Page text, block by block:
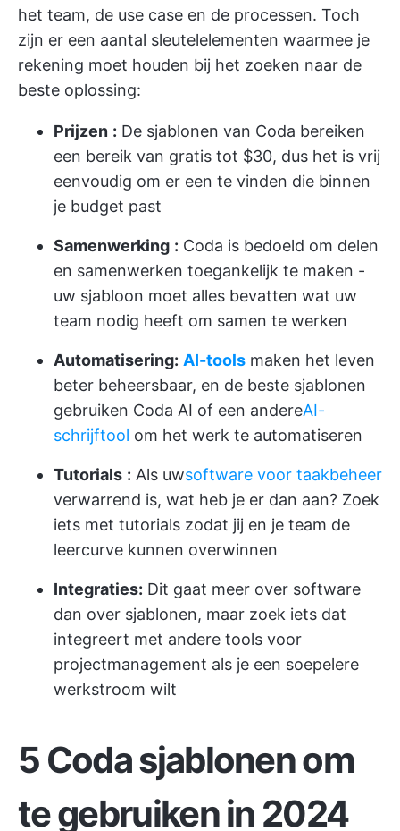
het team, de use case en de processen. Toch
zijn er een aantal sleutelelementen waarmee je
rekening moet houden bij het zoeken naar de
beste oplossing:
Prijzen : De sjablonen van Coda bereiken
een bereik van gratis tot $30, dus het is vrij
eenvoudig om er een te vinden die binnen
je budget past
Samenwerking : Coda is bedoeld om delen
en samenwerken toegankelijk te maken -
uw sjabloon moet alles bevatten wat uw
team nodig heeft om samen te werken
Automatisering: AI-tools maken het leven
beter beheersbaar, en de beste sjablonen
gebruiken Coda AI of een andereAI-
schrijftool om het werk te automatiseren
Tutorials : Als uwsoftware voor taakbeheer
verwarrend is, wat heb je er dan aan? Zoek
iets met tutorials zodat jij en je team de
leercurve kunnen overwinnen
Integraties: Dit gaat meer over software
dan over sjablonen, maar zoek iets dat
integreert met andere tools voor
projectmanagement als je een soepelere
werkstroom wilt
5 Coda sjablonen om
te gebruiken in 2024